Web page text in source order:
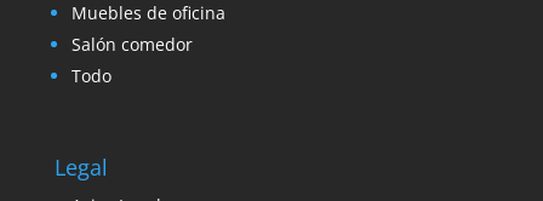
Muebles de oficina
Salón comedor
Todo
Legal